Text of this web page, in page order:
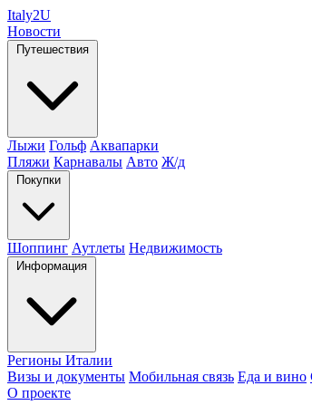
Italy2U
Новости
Путешествия
Лыжи Гольф Аквапарки
Пляжи Карнавалы Авто Ж/д
Покупки
Шоппинг Аутлеты Недвижимость
Информация
Регионы Италии
Визы и документы Мобильная связь Еда и вино
О проекте